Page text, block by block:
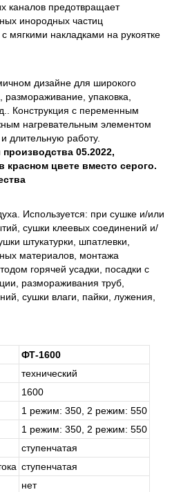
каналов предотвращает
инородных частиц
мягкими накладками на рукоятке
дизайне для широкого
упаковка,
Конструкция с переменным
нагревательным элементом
длительную работу.
05.2022,
красном цвете вместо серого.
Используется: при сушке и/или
сушки клеевых соединений и/
штукатурки, шпатлевки,
материалов, монтажа
горячей усадки, посадки с
размораживания труб,
сушки влаги, пайки, лужения,
ФТ-1600
тех­ни­че­ский
1600
1 ре­жим: 350, 2 ре­жим: 550
1 ре­жим: 350, 2 ре­жим: 550
сту­пен­ча­тая
сту­пен­ча­тая
нет